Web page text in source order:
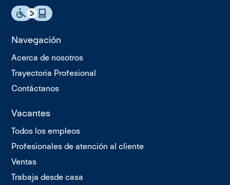
Navegación
Acerca de nosotros
Trayectoria Profesional
Contáctanos
Vacantes
Todos los empleos
Profesionales de atención al cliente
Ventas
Trabaja desde casa